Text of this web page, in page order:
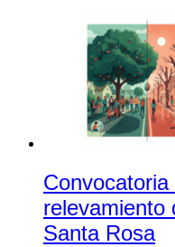
relevamiento
Santa Rosa